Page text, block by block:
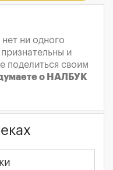
ни одного
и
поделиться своим
о НАЛБУК